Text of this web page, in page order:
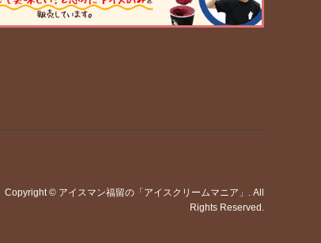
Copyright© アイスマン福留の「アイスクリームマニア」 . All
Rights Reserved.